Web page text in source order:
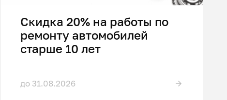
Скидка 20% на работы по
ремонту автомобилей
старше 10 лет
до 31.08.2026